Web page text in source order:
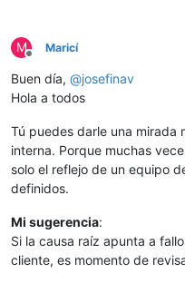
M
Desconectado
Maricí
Buen día, @josefinav
Hola a todos
Tú puedes darle una mirada
interna. Porque muchas
solo el reflejo de un equipo
definidos.
Mi sugerencia:
Si la causa raíz apunta a
cliente, es momento de